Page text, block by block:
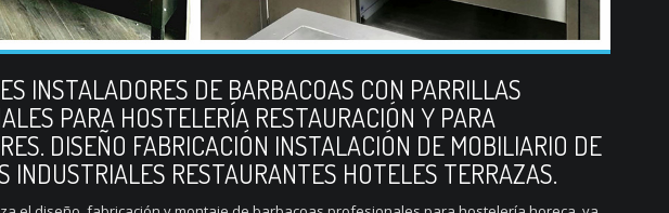
INSTALADORES DE BARBACOAS CON PARRILLAS
PARA HOSTELERÍA RESTAURACIÓN Y PARA
DISEÑO FABRICACIÓN INSTALACIÓN DE MOBILIARIO DE
INDUSTRIALES RESTAURANTES HOTELES TERRAZAS.